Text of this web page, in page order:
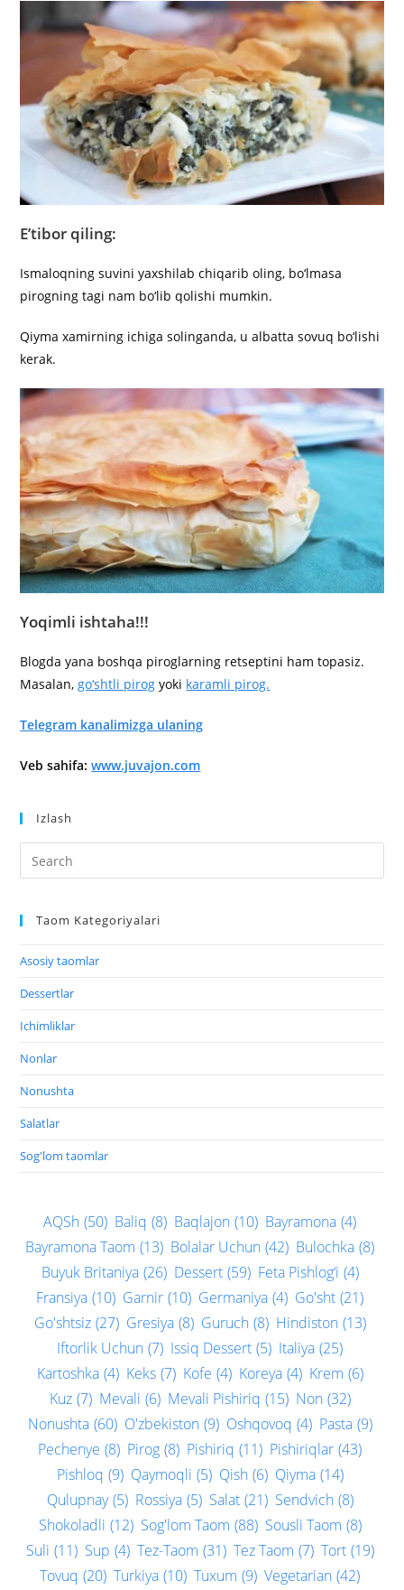
E’tibor qiling:
Ismaloqning suvini yaxshilab chiqarib oling, bo‘lmasa
pirogning tagi nam bo‘lib qolishi mumkin.
Qiyma xamirning ichiga solinganda, u albatta sovuq bo‘lishi
kerak.
Yoqimli ishtaha!!!
Blogda yana boshqa piroglarning retseptini ham topasiz.
Masalan,go‘shtli pirog yoki karamli pirog.
Telegram kanalimizga ulaning
Veb sahifa:www.juvajon.com
Izlash
Taom Kategoriyalari
Asosiy taomlar
Dessertlar
Ichimliklar
Nonlar
Nonushta
Salatlar
Sog'lom taomlar
AQSh (50) Baliq (8) Baqlajon (10) Bayramona (4)
Bayramona Taom (13) Bolalar Uchun (42) Bulochka (8)
Buyuk Britaniya (26) Dessert (59) Feta Pishlog‘i (4)
Fransiya (10) Garnir (10) Germaniya (4) Go'sht (21)
Go'shtsiz (27) Gresiya (8) Guruch (8) Hindiston (13)
Iftorlik Uchun (7) Issiq Dessert (5) Italiya (25)
Kartoshka (4) Keks (7) Kofe (4) Koreya (4) Krem (6)
Kuz (7) Mevali (6) Mevali Pishiriq (15) Non (32)
Nonushta (60) O'zbekiston (9) Oshqovoq (4) Pasta (9)
Pechenye (8) Pirog (8) Pishiriq (11) Pishiriqlar (43)
Pishloq (9) Qaymoqli (5) Qish (6) Qiyma (14)
Qulupnay (5) Rossiya (5) Salat (21) Sendvich (8)
Shokoladli (12) Sog'lom Taom (88) Sousli Taom (8)
Suli (11) Sup (4) Tez-Taom (31) Tez Taom (7) Tort (19)
Tovuq (20) Turkiya (10) Tuxum (9) Vegetarian (42)